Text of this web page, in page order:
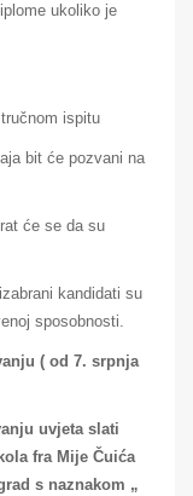
ukoliko je
ispitu
bit će pozvani na
će se da su
kandidati su
sposobnosti.
( od 7. srpnja
uvjeta slati
fra Mije Čuića
s naznakom „